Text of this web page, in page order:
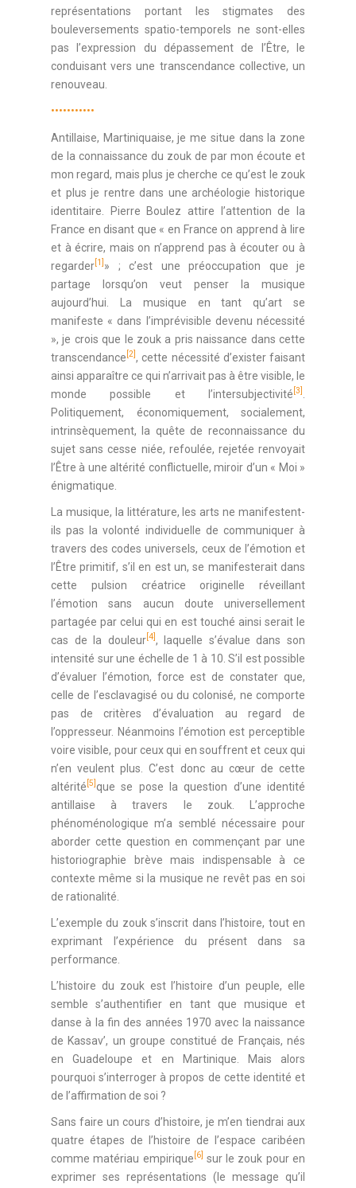
représentations portant les stigmates des
bouleversements spatio-temporels ne sont-elles
pas l’expression du dépassement de l’Être, le
conduisant vers une transcendance collective, un
renouveau.
•••••••••••
Antillaise, Martiniquaise, je me situe dans la zone
de la connaissance du zouk de par mon écoute et
mon regard, mais plus je cherche ce qu’est le zouk
et plus je rentre dans une archéologie historique
identitaire. Pierre Boulez attire l’attention de la
France en disant que « en France on apprend à lire
et à écrire, mais on n’apprend pas à écouter ou à
regarder [1] » ; c’est une préoccupation que je
partage lorsqu’on veut penser la musique
aujourd’hui. La musique en tant qu’art se
manifeste « dans l’imprévisible devenu nécessité
», je crois que le zouk a pris naissance dans cette
transcendance [2] , cette nécessité d’exister faisant
ainsi apparaître ce qui n’arrivait pas à être visible, le
monde possible et l’intersubjectivité [3]
Politiquement, économiquement, socialement,
intrinsèquement, la quête de reconnaissance du
sujet sans cesse niée, refoulée, rejetée renvoyait
l’Être à une altérité conflictuelle, miroir d’un « Moi »
énigmatique.
La musique, la littérature, les arts ne manifestent-
ils pas la volonté individuelle de communiquer à
travers des codes universels, ceux de l’émotion et
l’Être primitif, s’il en est un, se manifesterait dans
cette pulsion créatrice originelle réveillant
l’émotion sans aucun doute universellement
partagée par celui qui en est touché ainsi serait le
cas de la douleur[4] , laquelle s’évalue dans son
intensité sur une échelle de 1 à 10. S’il est possible
d’évaluer l’émotion, force est de constater que,
celle de l’esclavagisé ou du colonisé, ne comporte
pas de critères d’évaluation au regard de
l’oppresseur. Néanmoins l’émotion est perceptible
voire visible, pour ceux qui en souffrent et ceux qui
n’en veulent plus. C’est donc au cœur de cette
altérité [5] que se pose la question d’une identité
antillaise à travers le zouk. L’approche
phénoménologique m’a semblé nécessaire pour
aborder cette question en commençant par une
historiographie brève mais indispensable à ce
contexte même si la musique ne revêt pas en soi
de rationalité.
L’exemple du zouk s’inscrit dans l’histoire, tout en
exprimant l’expérience du présent dans sa
performance.
L’histoire du zouk est l’histoire d’un peuple, elle
semble s’authentifier en tant que musique et
danse à la fin des années 1970 avec la naissance
de Kassav’, un groupe constitué de Français, nés
en Guadeloupe et en Martinique. Mais alors
pourquoi s’interroger à propos de cette identité et
de l’affirmation de soi ?
Sans faire un cours d’histoire, je m’en tiendrai aux
quatre étapes de l’histoire de l’espace caribéen
comme matériau empirique [6] sur le zouk pour en
exprimer ses représentations (le message qu’il